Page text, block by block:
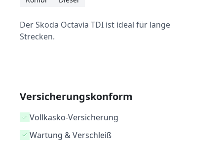
Der Skoda Octavia TDI ist ideal für lange
Strecken.
Versicherungskonform
Vollkasko-Versicherung
Wartung & Verschleiß